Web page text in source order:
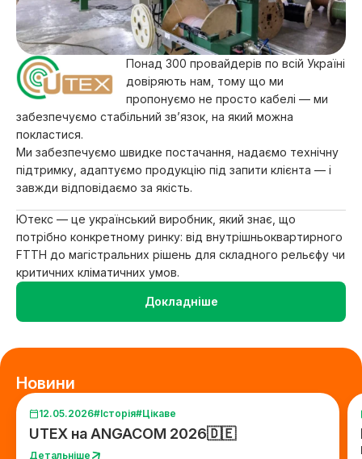
Понад 300 провайдерів по всій Україні
довіряють нам, тому що ми
пропонуємо не просто кабелі — ми
забезпечуємо стабільний зв’язок, на який можна
покластися.
Ми забезпечуємо швидке постачання, надаємо технічну
підтримку, адаптуємо продукцію під запити клієнта — і
завжди відповідаємо за якість.
Ютекс — це український виробник, який знає, що
потрібно конкретному ринку: від внутрішньоквартирного
FTTH до магістральних рішень для складного рельєфу чи
критичних кліматичних умов.
Докладніше
Новини
12.05.2026#Історія#Цікаве
UTEX на ANGACOM 2026🇩🇪
Детальніше